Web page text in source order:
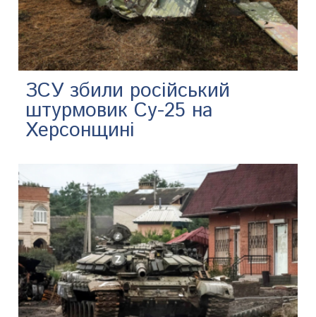
ЗСУ збили російський
штурмовик Су-25 на
Херсонщині